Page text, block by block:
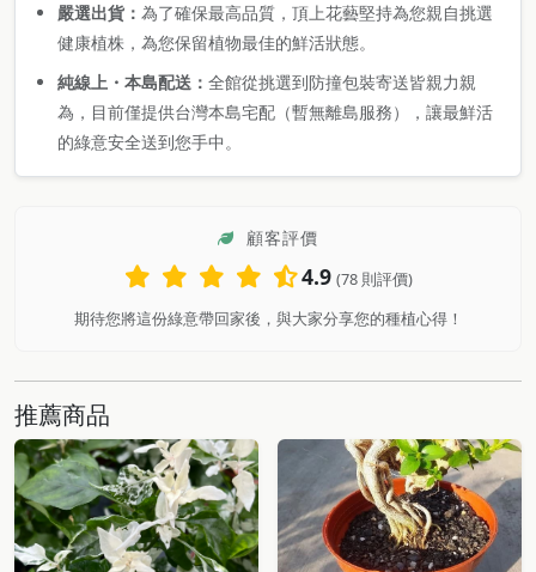
嚴選出貨：為了確保最高品質，頂上花藝堅持為您親自挑選
健康植株，為您保留植物最佳的鮮活狀態。
純線上・本島配送：全館從挑選到防撞包裝寄送皆親力親
為，目前僅提供台灣本島宅配（暫無離島服務），讓最鮮活
的綠意安全送到您手中。
顧客評價
4.9 (78 則評價)
期待您將這份綠意帶回家後，與大家分享您的種植心得！
推薦商品